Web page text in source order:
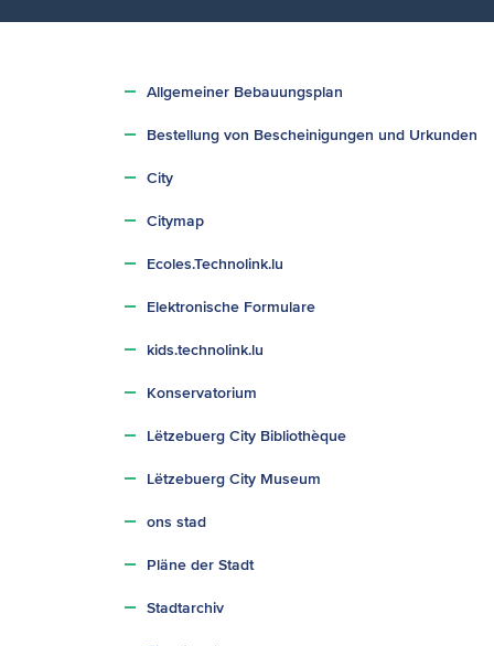
Allgemeiner Bebauungsplan
Bestellung von Bescheinigungen und Urkunden
City
Citymap
Ecoles.Technolink.lu
Elektronische Formulare
kids.technolink.lu
Konservatorium
Lëtzebuerg City Bibliothèque
Lëtzebuerg City Museum
ons stad
Pläne der Stadt
Stadtarchiv